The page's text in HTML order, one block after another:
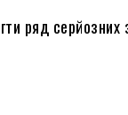
ряд серйозних